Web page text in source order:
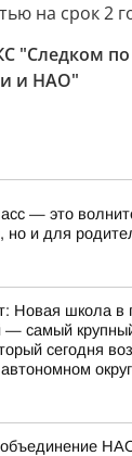
на срок 2
"Следком по
и НАО"
— это
но и для
Новая школа в
— самый
сегодня